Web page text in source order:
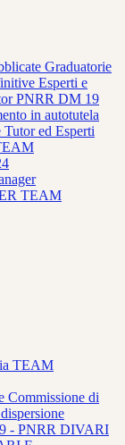
Graduatorie
Esperti e
PNRR DM 19
in autotutela
Tutor ed Esperti
TEAM
TEAM
Commissione di
- PNRR DIVARI